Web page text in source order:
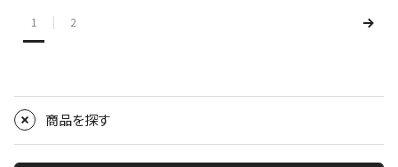
1 2
商品を探す